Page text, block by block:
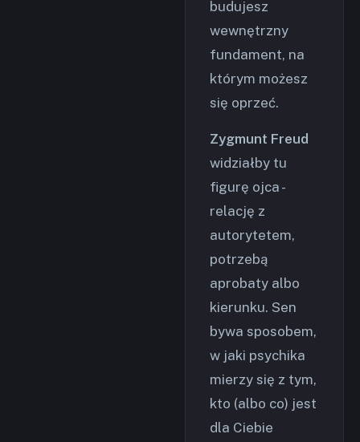
budujesz
wewnętrzny
fundament, na
którym możesz
się oprzeć.
Zygmunt Freud
widziałby tu
figurę ojca -
relację z
autorytetem,
potrzebą
aprobaty albo
kierunku. Sen
bywa sposobem,
w jaki psychika
mierzy się z tym,
kto (albo co) jest
dla Ciebie